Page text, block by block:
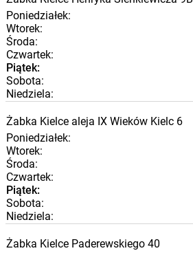
Poniedziałek:
Wtorek:
Środa:
Czwartek:
Piątek:
Sobota:
Niedziela:
Żabka Kielce aleja IX Wieków Kielc 6
Poniedziałek:
Wtorek:
Środa:
Czwartek:
Piątek:
Sobota:
Niedziela:
Żabka Kielce Paderewskiego 40